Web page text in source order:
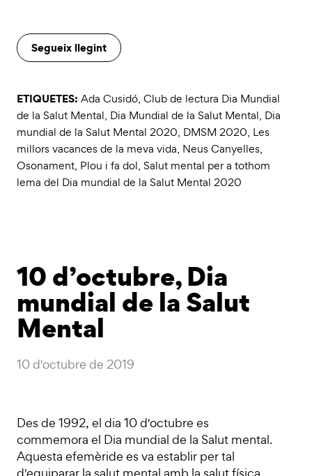
Segueix llegint
ETIQUETES: Ada Cusidó, Club de lectura Dia Mundial
de la Salut Mental, Dia Mundial de la Salut Mental, Dia
mundial de la Salut Mental 2020, DMSM 2020, Les
millors vacances de la meva vida, Neus Canyelles,
Osonament, Plou i fa dol, Salut mental per a tothom
lema del Dia mundial de la Salut Mental 2020
10 d’octubre, Dia
mundial de la Salut
Mental
10 d'octubre de 2019
Des de 1992, el dia 10 d'octubre es
commemora el Dia mundial de la Salut mental.
Aquesta efemèride es va establir per tal
d'equiparar la salut mental amb la salut física.